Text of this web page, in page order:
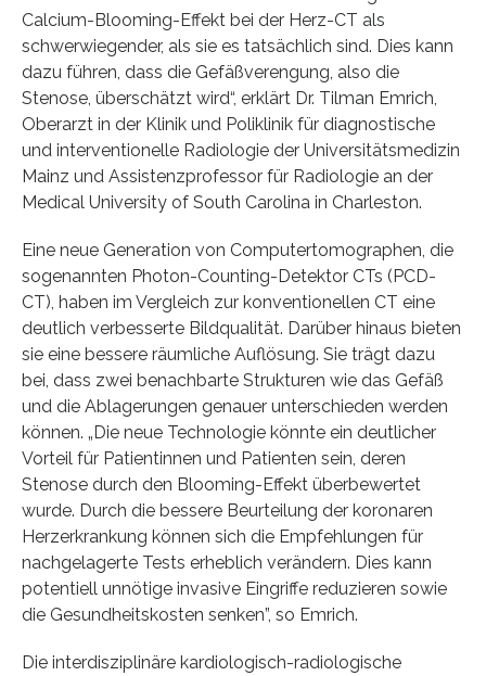
Calcium-Blooming-Effekt bei der Herz-CT als
schwerwiegender, als sie es tatsächlich sind. Dies kann
dazu führen, dass die Gefäßverengung, also die
Stenose, überschätzt wird“, erklärt Dr. Tilman Emrich,
Oberarzt in der Klinik und Poliklinik für diagnostische
und interventionelle Radiologie der Universitätsmedizin
Mainz und Assistenzprofessor für Radiologie an der
Medical University of South Carolina in Charleston.
Eine neue Generation von Computertomographen, die
sogenannten Photon-Counting-Detektor CTs (PCD-
CT), haben im Vergleich zur konventionellen CT eine
deutlich verbesserte Bildqualität. Darüber hinaus bieten
sie eine bessere räumliche Auflösung. Sie trägt dazu
bei, dass zwei benachbarte Strukturen wie das Gefäß
und die Ablagerungen genauer unterschieden werden
können. „Die neue Technologie könnte ein deutlicher
Vorteil für Patientinnen und Patienten sein, deren
Stenose durch den Blooming-Effekt überbewertet
wurde. Durch die bessere Beurteilung der koronaren
Herzerkrankung können sich die Empfehlungen für
nachgelagerte Tests erheblich verändern. Dies kann
potentiell unnötige invasive Eingriffe reduzieren sowie
die Gesundheitskosten senken”, so Emrich.
Die interdisziplinäre kardiologisch-radiologische